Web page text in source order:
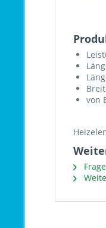
von